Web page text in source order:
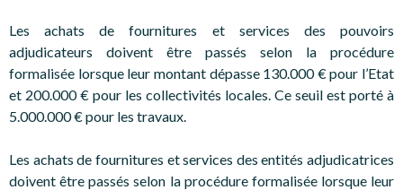
Les achats de fournitures et services des pouvoirs
adjudicateurs doivent être passés selon la procédure
formalisée lorsque leur montant dépasse 130.000 € pour l’Etat
et 200.000 € pour les collectivités locales. Ce seuil est porté à
5.000.000 € pour les travaux.
Les achats de fournitures et services des entités adjudicatrices
doivent être passés selon la procédure formalisée lorsque leur